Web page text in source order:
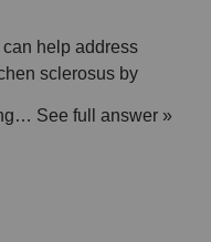
help address
sclerosus by
See full answer »